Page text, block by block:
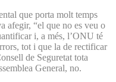
que porta molt temps
afegir, “el que no es veu o
i, a més, l’ONU té
tot i que la de rectificar
de Seguretat tota
General, no.